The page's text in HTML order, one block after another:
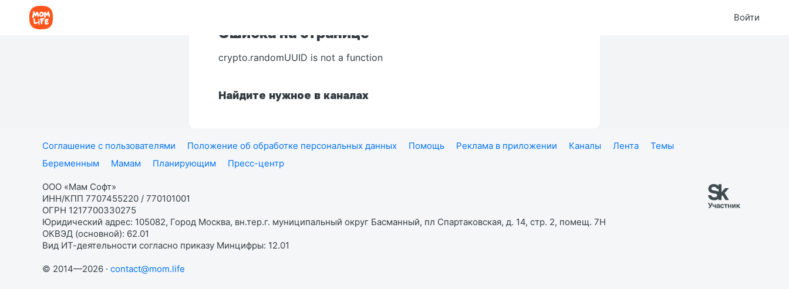
Войти
Ошибка на странице
crypto.randomUUID is not a function
Найдите нужное в каналах
Соглашение с пользователями Положение об обработке персональных данных Помощь Реклама в приложении Каналы Лента
Темы
Беременным
Мамам Планирующим Пресс-центр
ООО «Мам Софт»
ИНН/КПП 7707455220 / 770101001
ОГРН 1217700330275
Юридический адрес: 105082, Город Москва, вн.тер.г. муниципальный округ Басманный, пл Спартаковская, д. 14, стр. 2, помещ. 7Н
ОКВЭД (основной): 62.01
Вид ИТ-деятельности согласно приказу Минцифры: 12.01
© 2014—2026 · contact@mom.life